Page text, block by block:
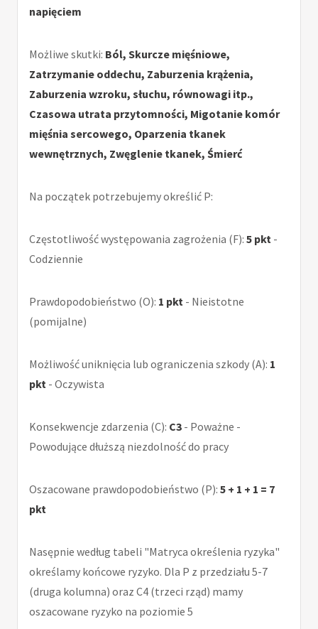
napięciem
Możliwe skutki: Ból, Skurcze mięśniowe,
Zatrzymanie oddechu, Zaburzenia krążenia,
Zaburzenia wzroku, słuchu, równowagi itp.,
Czasowa utrata przytomności, Migotanie komór
mięśnia sercowego, Oparzenia tkanek
wewnętrznych, Zwęglenie tkanek, Śmierć
Na początek potrzebujemy określić P:
Częstotliwość występowania zagrożenia (F): 5 pkt -
Codziennie
Prawdopodobieństwo (O): 1 pkt - Nieistotne
(pomijalne)
Możliwość uniknięcia lub ograniczenia szkody (A): 1
pkt - Oczywista
Konsekwencje zdarzenia (C): C3 - Poważne -
Powodujące dłuższą niezdolność do pracy
Oszacowane prawdopodobieństwo (P): 5 + 1 + 1 = 7
pkt
Nasępnie według tabeli "Matryca określenia ryzyka"
określamy końcowe ryzyko. Dla P z przedziału 5-7
(druga kolumna) oraz C4 (trzeci rząd) mamy
oszacowane ryzyko na poziomie 5